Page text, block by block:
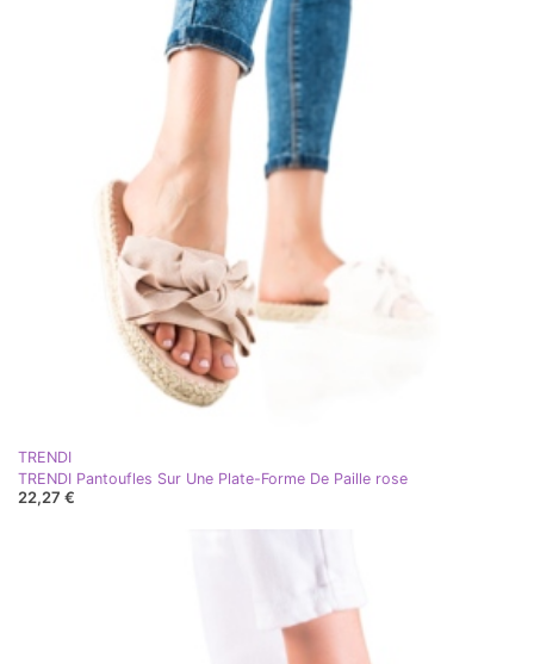
TRENDI
TRENDI Pantoufles Sur Une Plate-Forme De Paille rose
22,27 €